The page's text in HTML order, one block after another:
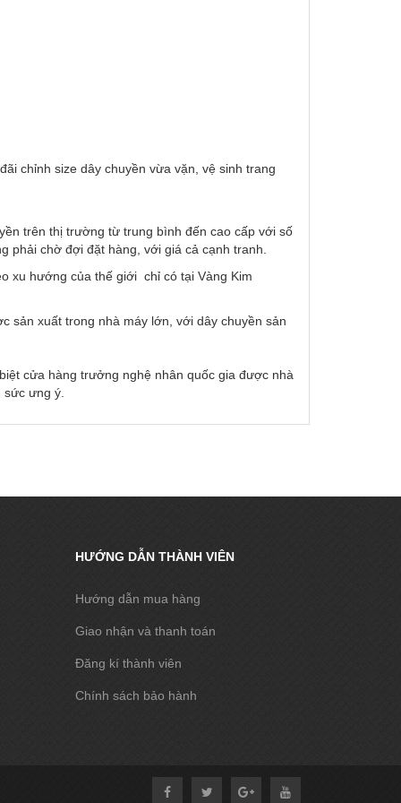
chỉnh size dây chuyền vừa vặn, vệ sinh trang
trên thị trường từ trung bình đến cao cấp với số
phải chờ đợi đặt hàng, với giá cả cạnh tranh.
xu hướng của thế giới chỉ có tại Vàng Kim
sản xuất trong nhà máy lớn, với dây chuyền sản
cửa hàng trưởng nghệ nhân quốc gia được nhà
ưng ý.
HƯỚNG DẪN THÀNH VIÊN
Hướng dẫn mua hàng
Giao nhận và thanh toán
Đăng kí thành viên
Chính sách bảo hành